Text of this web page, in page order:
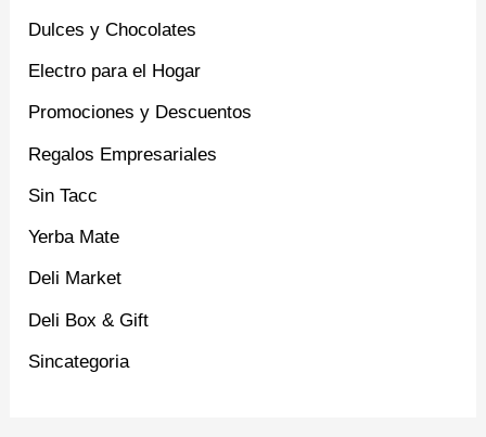
Dulces y Chocolates
Electro para el Hogar
Promociones y Descuentos
Regalos Empresariales
Sin Tacc
Yerba Mate
Deli Market
Deli Box & Gift
Sincategoria